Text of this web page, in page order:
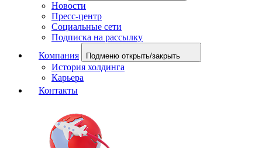
Новости
Пресс-центр
Социальные сети
Подписка на рассылку
Компания
Подменю открыть/закрыть
История холдинга
Карьера
Контакты